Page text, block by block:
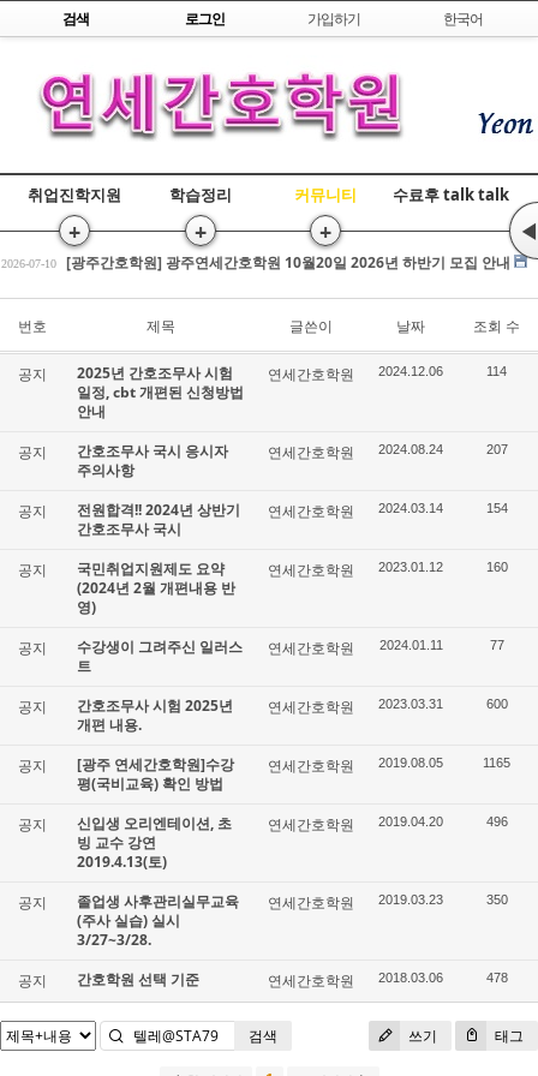
Skip to content
검색 로그인 가입하기 한국어
취업진학지원
+
학습정리
+
커뮤니티
+
수료후 talk talk
◀
2026-07-17 [광주간호학원] 간호조무사 국비교육 수강평 조회
2026-07-10 [광주간호학원] 광주연세간호학원 10월20일 2026년 하반기 모집 안내
2026-07-17 [광주간호학원] 간호조무사 국비교육 수강평 조회
2026-07-10 [광주간호학원] 광주연세간호학원 10월20일 2026년 하반기 모집 안내
2026-03-25 전원합격!! 2026년 상반기 간호조무사 국시
번호 제목 글쓴이 날짜 조회 수
공지
2025년 간호조무사 시험
일정, cbt 개편된 신청방법
안내
연세간호학원 2024.12.06 114
공지
간호조무사 국시 응시자
주의사항
연세간호학원 2024.08.24 207
공지
전원합격!! 2024년 상반기
간호조무사 국시
연세간호학원 2024.03.14 154
공지
국민취업지원제도 요약
(2024년 2월 개편내용 반
영)
연세간호학원 2023.01.12 160
공지
수강생이 그려주신 일러스
트
연세간호학원 2024.01.11 77
공지
간호조무사 시험 2025년
개편 내용.
연세간호학원 2023.03.31 600
공지
[광주 연세간호학원]수강
평(국비교육) 확인 방법
연세간호학원 2019.08.05 1165
공지
신입생 오리엔테이션, 초
빙 교수 강연
2019.4.13(토)
연세간호학원 2019.04.20 496
공지
졸업생 사후관리실무교육
(주사 실습) 실시
3/27~3/28.
연세간호학원 2019.03.23 350
공지 간호학원 선택 기준 연세간호학원 2018.03.06 478
쓰기 태그
검색